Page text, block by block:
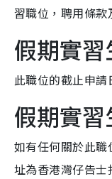
習職位，聘用條款
假期實
此職位的截止申
假期實
如有任何關於此
址為香港灣仔告